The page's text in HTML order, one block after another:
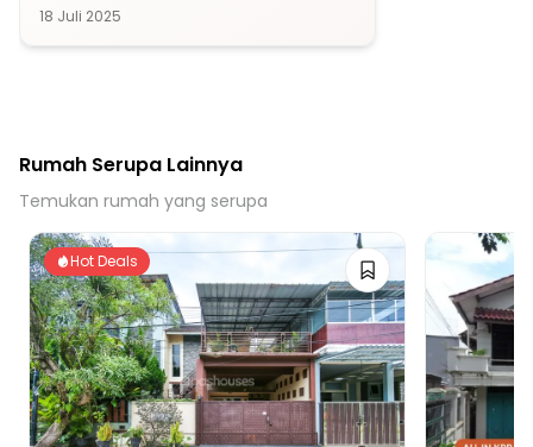
25 menit ke Stasiun Bogor
18 Juli 2025
Rumah Serupa Lainnya
Temukan rumah yang serupa
Hot Deals